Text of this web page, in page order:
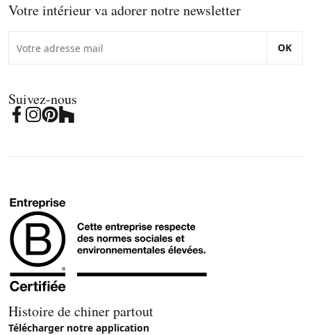
Votre intérieur va adorer notre newsletter
OK
Suivez-nous
Histoire de chiner partout
Télécharger notre application